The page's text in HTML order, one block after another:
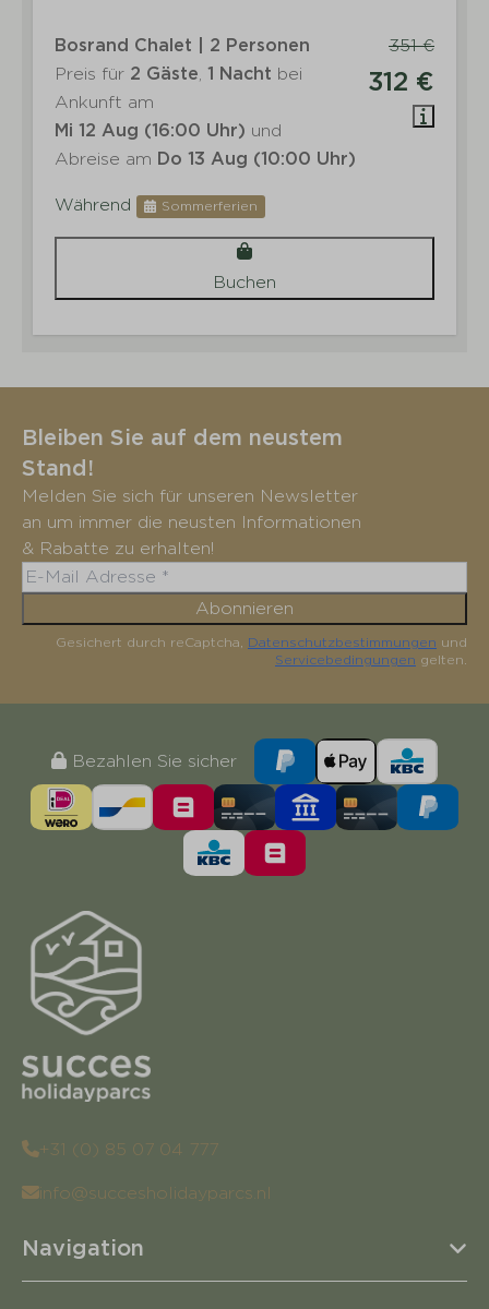
351 €
312 €
Bosrand Chalet | 2 Personen
Preis für 2 Gäste, 1 Nacht bei
Ankunft am
Mi 12 Aug (16:00 Uhr) und
Abreise am Do 13 Aug (10:00 Uhr)
Während Sommerferien
Buchen
Bleiben Sie auf dem neustem
Stand!
Melden Sie sich für unseren Newsletter
an um immer die neusten Informationen
& Rabatte zu erhalten!
Abonnieren
Gesichert durch reCaptcha, Datenschutzbestimmungen und
Servicebedingungen gelten.
Bezahlen Sie sicher
+31 (0) 85 07 04 777
info@succesholidayparcs.nl
Navigation